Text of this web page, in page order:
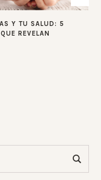
Y TU SALUD: 5
REVELAN